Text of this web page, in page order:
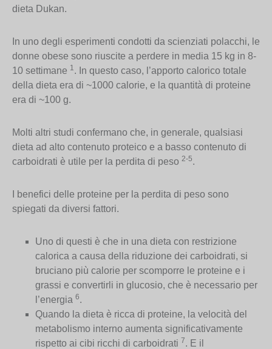
dieta Dukan.
In uno degli esperimenti condotti da scienziati polacchi, le
donne obese sono riuscite a perdere in media 15 kg in 8-
10 settimane 1 . In questo caso, l’apporto calorico totale
della dieta era di ~1000 calorie, e la quantità di proteine
era di ~100 g.
Molti altri studi confermano che, in generale, qualsiasi
dieta ad alto contenuto proteico e a basso contenuto di
carboidrati è utile per la perdita di peso 2-5.
I benefici delle proteine per la perdita di peso sono
spiegati da diversi fattori.
Uno di questi è che in una dieta con restrizione
calorica a causa della riduzione dei carboidrati, si
bruciano più calorie per scomporre le proteine e i
grassi e convertirli in glucosio, che è necessario per
l’energia6.
Quando la dieta è ricca di proteine, la velocità del
metabolismo interno aumenta significativamente
rispetto ai cibi ricchi di carboidrati 7. E il